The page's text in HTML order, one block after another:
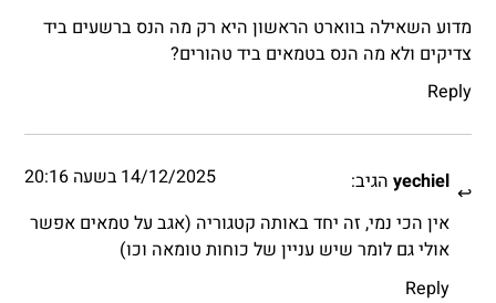
מדוע השאילה בווארט הראשון היא רק מה הנס ברשעים ביד
צדיקים ולא מה הנס בטמאים ביד טהורים?
Reply
yechiel הגיב:
14/12/2025 בשעה 20:16
אין הכי נמי, זה יחד באותה קטגוריה (אגב על טמאים אפשר
אולי גם לומר שיש עניין של כוחות טומאה וכו)
Reply